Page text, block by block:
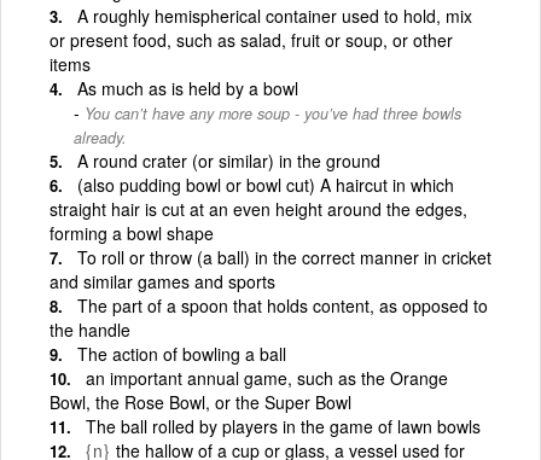
A roughly hemispherical container used to hold, mix
or present food, such as salad, fruit or soup, or other
items
As much as is held by a bowl
You can’t have any more soup - you’ve had three bowls
already.
A round crater (or similar) in the ground
(also pudding bowl or bowl cut) A haircut in which
straight hair is cut at an even height around the edges,
forming a bowl shape
To roll or throw (a ball) in the correct manner in cricket
and similar games and sports
The part of a spoon that holds content, as opposed to
the handle
The action of bowling a ball
an important annual game, such as the Orange
Bowl, the Rose Bowl, or the Super Bowl
The ball rolled by players in the game of lawn bowls
{n} the hallow of a cup or glass, a vessel used for